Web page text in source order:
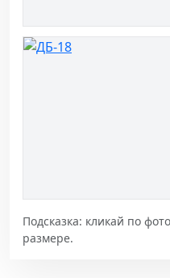
Подсказка: кликай по
размере.